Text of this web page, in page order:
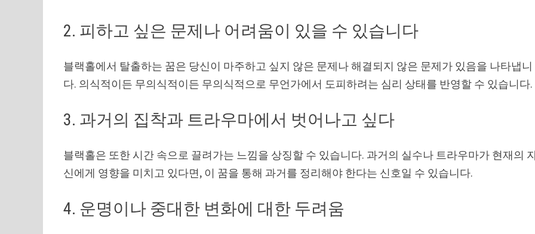
2. 피하고 싶은 문제나 어려움이 있을 수 있습니다
블랙홀에서 탈출하는 꿈은 당신이 마주하고 싶지 않은 문제나 해결되지 않은 문제가 있음을 나타냅니
다. 의식적이든 무의식적이든 무의식적으로 무언가에서 도피하려는 심리 상태를 반영할 수 있습니다.
3. 과거의 집착과 트라우마에서 벗어나고 싶다
블랙홀은 또한 시간 속으로 끌려가는 느낌을 상징할 수 있습니다. 과거의 실수나 트라우마가 현재의
신에게 영향을 미치고 있다면, 이 꿈을 통해 과거를 정리해야 한다는 신호일 수 있습니다.
4. 운명이나 중대한 변화에 대한 두려움